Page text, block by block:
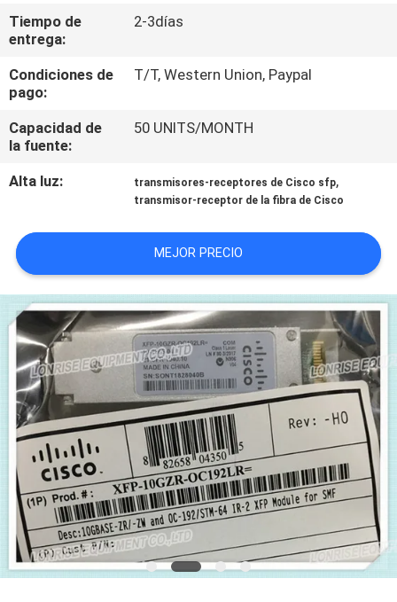
CONTROL
DE
CALIDAD
PÓNGASE
EN
NOTICIAS
CASOS
DE
TRABAJO
MAPA
DEL
SITIO
POLÍTICA
Tiempo de
entrega:
2-3días
Condiciones de
pago:
T/T, Western Union, Paypal
Capacidad de
la fuente:
50 UNITS/MONTH
Alta luz: transmisores-receptores de Cisco sfp,
transmisor-receptor de la fibra de Cisco
MEJOR PRECIO